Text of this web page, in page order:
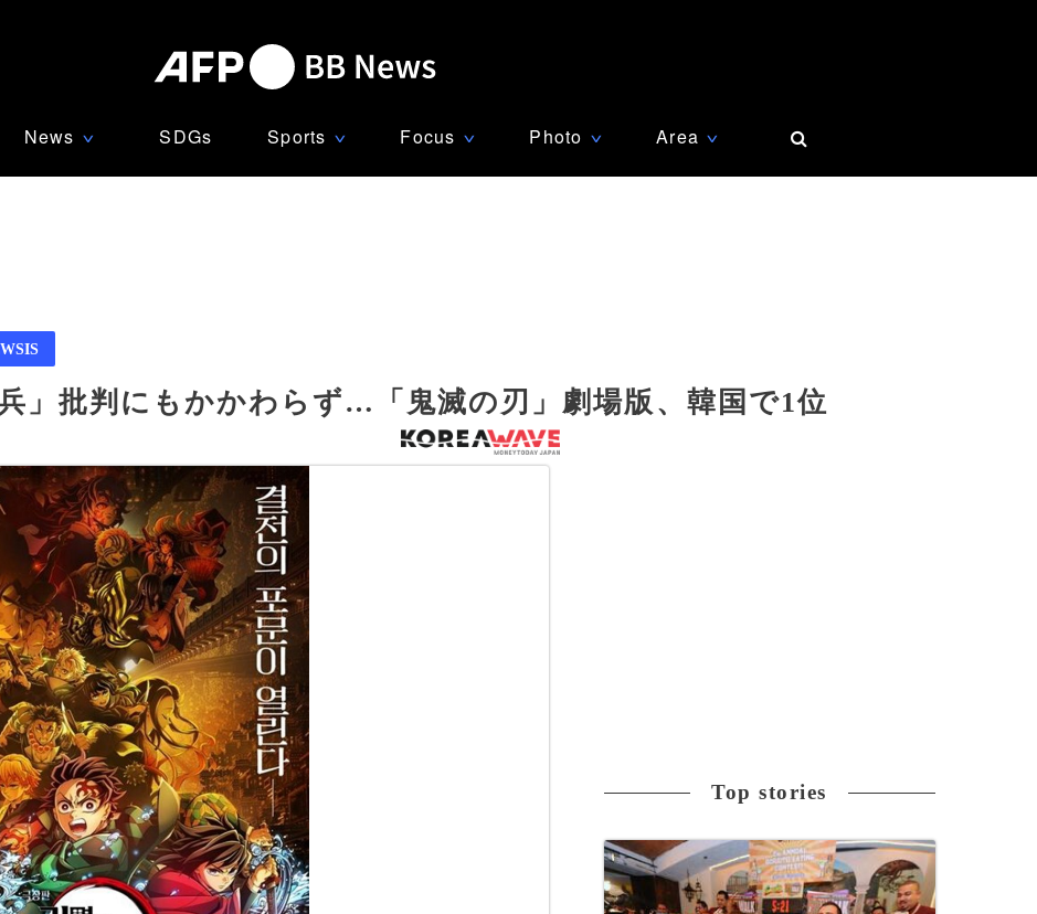
News ∨ SDGs Sports ∨ Focus ∨ Photo ∨ Area ∨
」批判にもかかわらず…「鬼滅の刃」劇場版、韓国で1位
Top stories